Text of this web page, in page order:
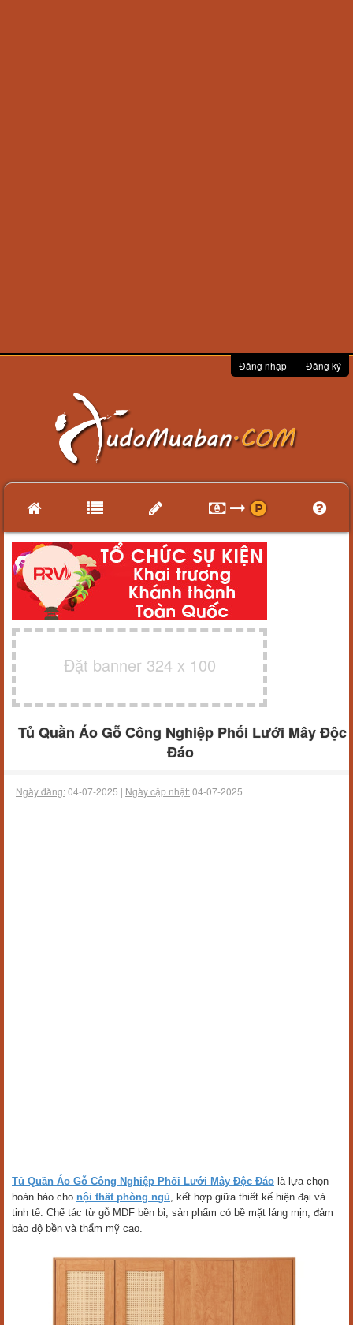
Đăng nhập Đăng ký
Đặt banner 324 x 100
Tủ Quần Áo Gỗ Công Nghiệp Phối Lưới Mây Độc
Đáo
Ngày đăng:04-07-2025 | Ngày cập nhật:04-07-2025
Tủ Quần Áo Gỗ Công Nghiệp Phối Lưới Mây Độc Đáo là lựa chọn
hoàn hảo cho nội thất phòng ngủ, kết hợp giữa thiết kế hiện đại và
tinh tế. Chế tác từ gỗ MDF bền bỉ, sản phẩm có bề mặt láng mịn, đảm
bảo độ bền và thẩm mỹ cao.